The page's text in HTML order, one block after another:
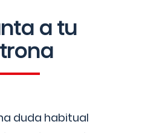
a tu
duda habitual